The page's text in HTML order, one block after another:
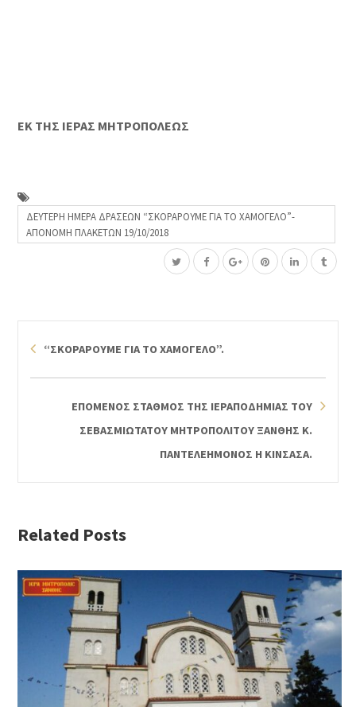
ΕΚ ΤΗΣ ΙΕΡΑΣ ΜΗΤΡΟΠΟΛΕΩΣ
ΔΕΥΤΕΡΗ ΗΜΕΡΑ ΔΡΑΣΕΩΝ “ΣΚΟΡΑΡΟΥΜΕ ΓΙΑ ΤΟ ΧΑΜΟΓΕΛΟ”-
ΑΠΟΝΟΜΗ ΠΛΑΚΕΤΩΝ 19/10/2018
“ΣΚΟΡΑΡΟΥΜΕ ΓΙΑ ΤΟ ΧΑΜΟΓΕΛΟ”.
ΕΠΟΜΕΝΟΣ ΣΤΑΘΜΟΣ ΤΗΣ ΙΕΡΑΠΟΔΗΜΙΑΣ ΤΟΥ
ΣΕΒΑΣΜΙΩΤΑΤΟΥ ΜΗΤΡΟΠΟΛΙΤΟΥ ΞΑΝΘΗΣ Κ.
ΠΑΝΤΕΛΕΗΜΟΝΟΣ Η ΚΙΝΣΑΣΑ.
Related Posts